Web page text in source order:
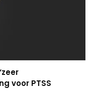
voor PTSS